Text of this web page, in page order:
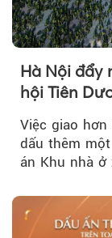
Hà Nội đẩy
hội Tiên
Việc giao
dấu thêm
án Khu nhà ở